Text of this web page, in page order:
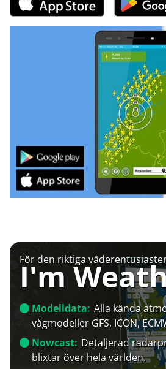
För den riktiga
I'm
Modelldata: Alla kända
vågmodeller GFS, ICON,
Nowcast: Detaljerad
blixtar över hela världen.